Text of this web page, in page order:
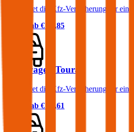
Was kostet die Kfz-Versicherung für
Prämie ab € 67,85
Volkswagen Touran
Was kostet die Kfz-Versicherung für
Prämie ab € 73,61